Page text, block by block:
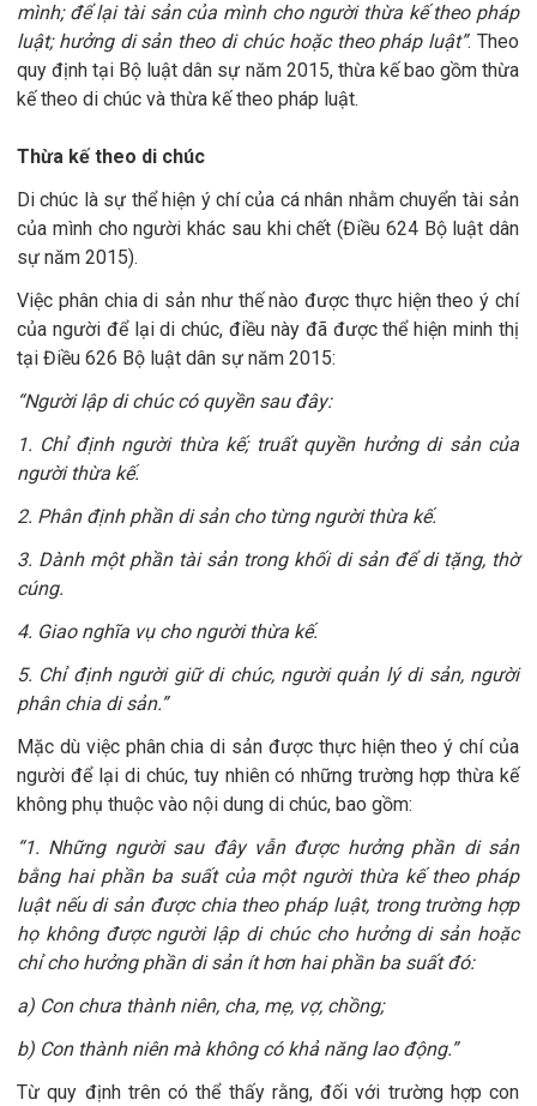
mình; để lại tài sản của mình cho người thừa kế theo pháp
luật; hưởng di sản theo di chúc hoặc theo pháp luật”. Theo
quy định tại Bộ luật dân sự năm 2015, thừa kế bao gồm thừa
kế theo di chúc và thừa kế theo pháp luật.
Thừa kế theo di chúc
Di chúc là sự thể hiện ý chí của cá nhân nhằm chuyển tài sản
của mình cho người khác sau khi chết (Điều 624 Bộ luật dân
sự năm 2015).
Việc phân chia di sản như thế nào được thực hiện theo ý chí
của người để lại di chúc, điều này đã được thể hiện minh thị
tại Điều 626 Bộ luật dân sự năm 2015:
“Người lập di chúc có quyền sau đây:
1. Chỉ định người thừa kế; truất quyền hưởng di sản của
người thừa kế.
2. Phân định phần di sản cho từng người thừa kế.
3. Dành một phần tài sản trong khối di sản để di tặng, thờ
cúng.
4. Giao nghĩa vụ cho người thừa kế.
5. Chỉ định người giữ di chúc, người quản lý di sản, người
phân chia di sản.”
Mặc dù việc phân chia di sản được thực hiện theo ý chí của
người để lại di chúc, tuy nhiên có những trường hợp thừa kế
không phụ thuộc vào nội dung di chúc, bao gồm:
“1. Những người sau đây vẫn được hưởng phần di sản
bằng hai phần ba suất của một người thừa kế theo pháp
luật nếu di sản được chia theo pháp luật, trong trường hợp
họ không được người lập di chúc cho hưởng di sản hoặc
chỉ cho hưởng phần di sản ít hơn hai phần ba suất đó:
a) Con chưa thành niên, cha, mẹ, vợ, chồng;
b) Con thành niên mà không có khả năng lao động.”
Từ quy định trên có thể thấy rằng, đối với trường hợp con